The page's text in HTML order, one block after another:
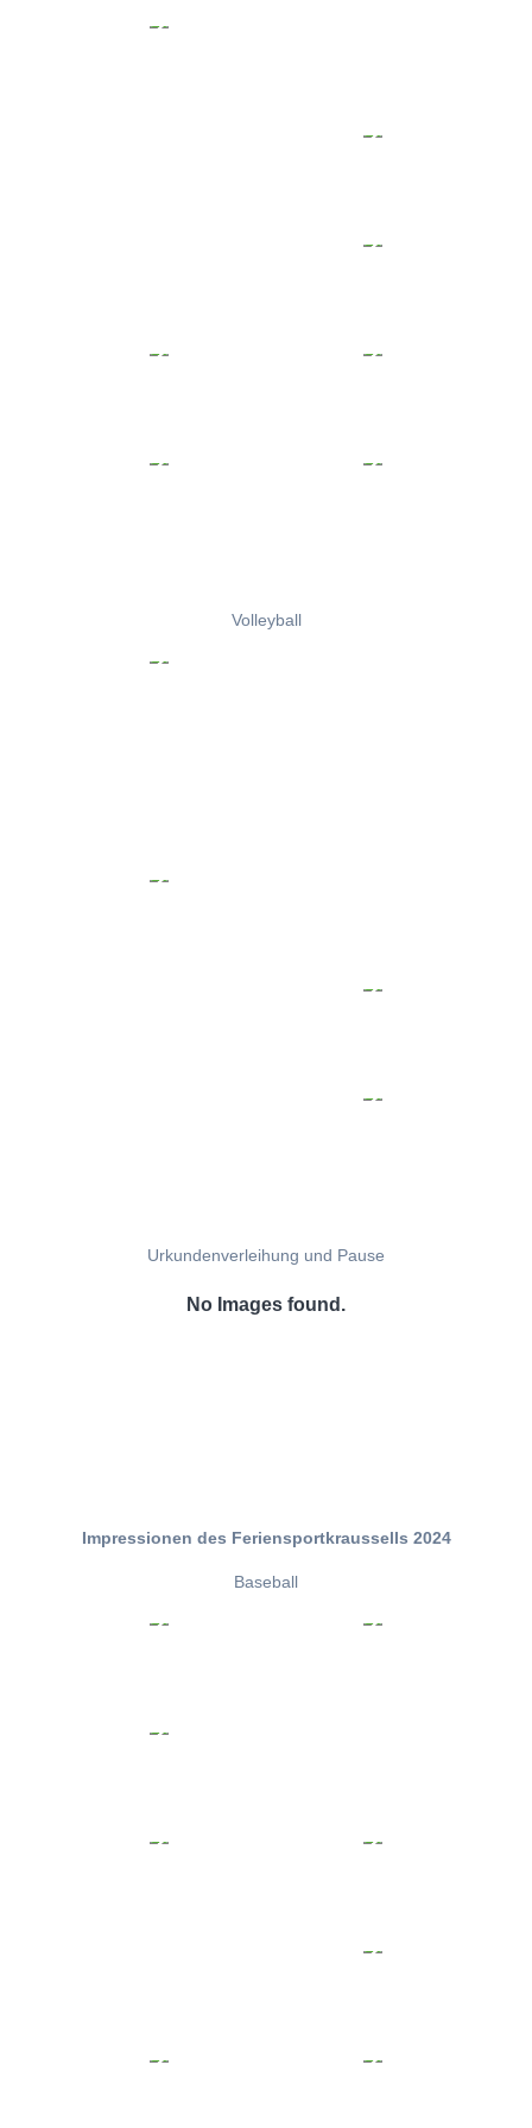
Volleyball
Urkundenverleihung und Pause
No Images found.
Impressionen des Feriensportkraussells 2024
Baseball